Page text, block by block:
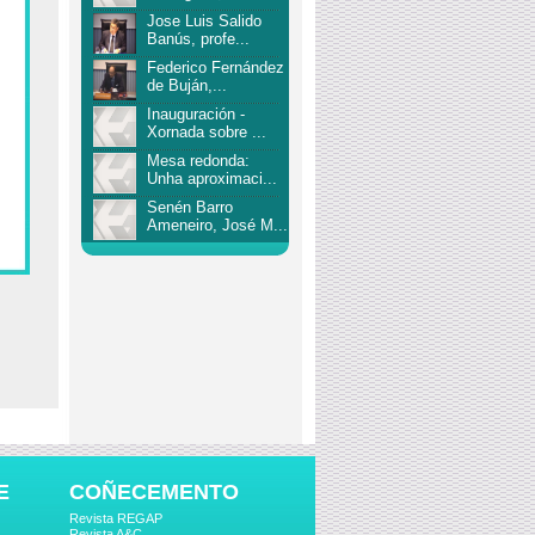
Jose Luis Salido
Banús, profe...
Federico Fernández
de Buján,...
Inauguración -
Xornada sobre ...
Mesa redonda:
Unha aproximaci...
Senén Barro
Ameneiro, José M...
COÑECEMENTO
Revista REGAP